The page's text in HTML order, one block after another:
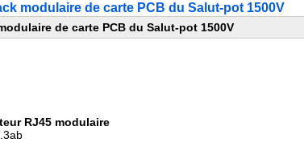
modulaire de carte PCB du Salut-pot 1500V
de carte PCB du Salut-pot 1500V
RJ45 modulaire
: